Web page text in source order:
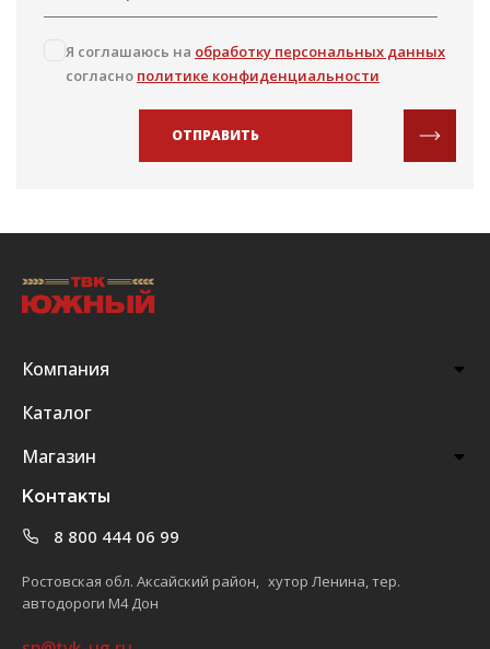
Я соглашаюсь на обработку персональных данных
согласно политике конфиденциальности
ОТПРАВИТЬ
Компания
Каталог
Магазин
Контакты
8 800 444 06 99
Ростовская обл. Аксайский район, хутор Ленина, тер.
автодороги М4 Дон